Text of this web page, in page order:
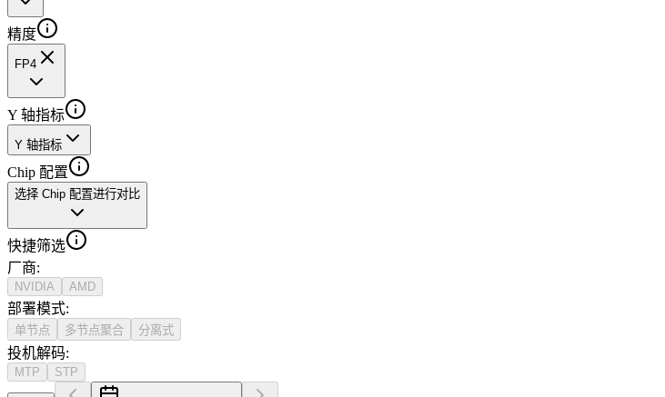
精度
FP4
Y 轴指标
Y 轴指标
Chip 配置
选择 Chip 配置进行对比
快捷筛选
厂商:
NVIDIA AMD
部署模式:
单节点 多节点聚合 分离式
投机解码:
MTP STP